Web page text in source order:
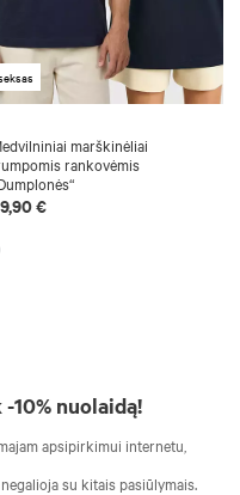
marškinėliai
rankovėmis
€
10% nuolaidą!
apsipirkimui internetu,
su kitais pasiūlymais.